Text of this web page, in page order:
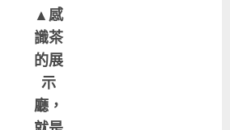
▲感
識茶
的展
示
廳，